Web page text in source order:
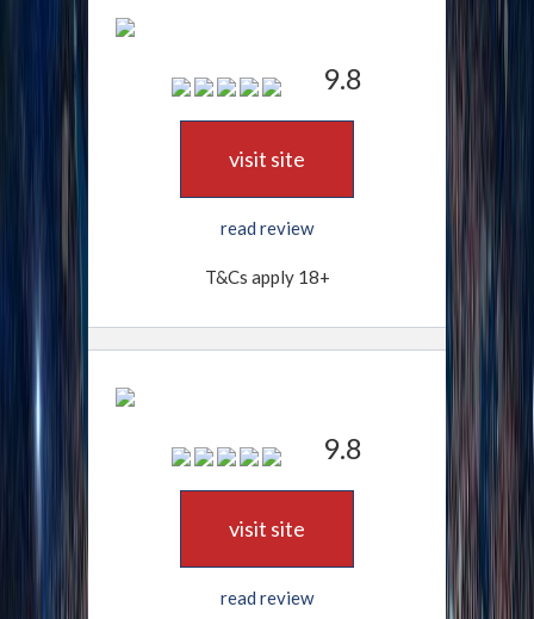
9.8
visit site
read review
T&Cs apply 18+
9.8
visit site
read review